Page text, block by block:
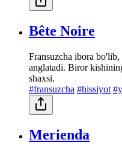
Bête Noire
Fransuzcha ibora
anglatadi. Biror
shaxsi.
#fransuzcha #hissiyot
Merienda